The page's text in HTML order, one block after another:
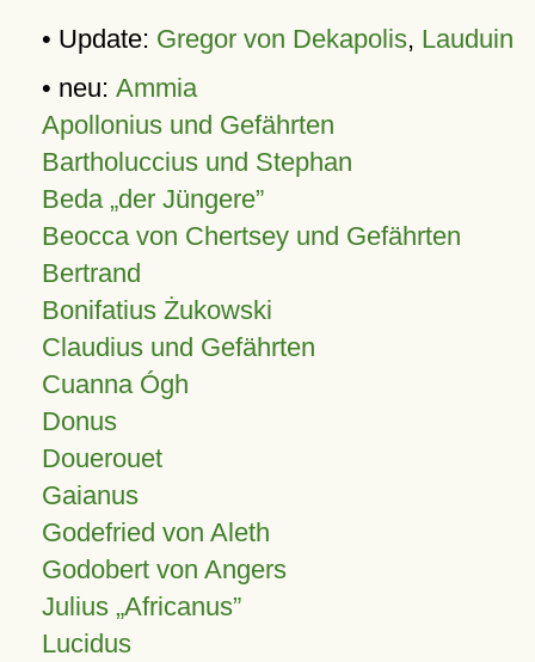
• Update: Gregor von Dekapolis, Lauduin
• neu: Ammia
Apollonius und Gefährten
Bartholuccius und Stephan
Beda „der Jüngere”
Beocca von Chertsey und Gefährten
Bertrand
Bonifatius Żukowski
Claudius und Gefährten
Cuanna Ógh
Donus
Douerouet
Gaianus
Godefried von Aleth
Godobert von Angers
Julius Africanus
Lucidus